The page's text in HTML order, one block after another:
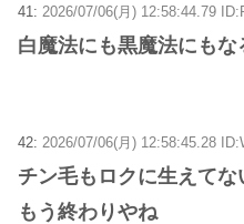
41: 2026/07/06(月) 12:58:44.79
白魔法にも黒魔法にも
42: 2026/07/06(月) 12:58:45.28
チン毛もロクに生えて
もう終わりやね